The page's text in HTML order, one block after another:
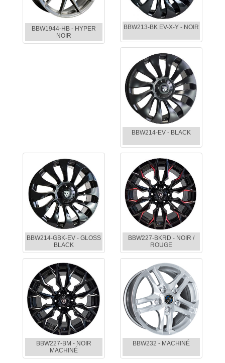
BBW1944-HB - HYPER
NOIR
BBW213-BK EV-X-Y - NOIR
BBW214-EV - BLACK
BBW214-GBK-EV - GLOSS
BLACK
BBW227-BKRD - NOIR /
ROUGE
BBW227-BM - NOIR
MACHINÉ
BBW232 - MACHINÉ